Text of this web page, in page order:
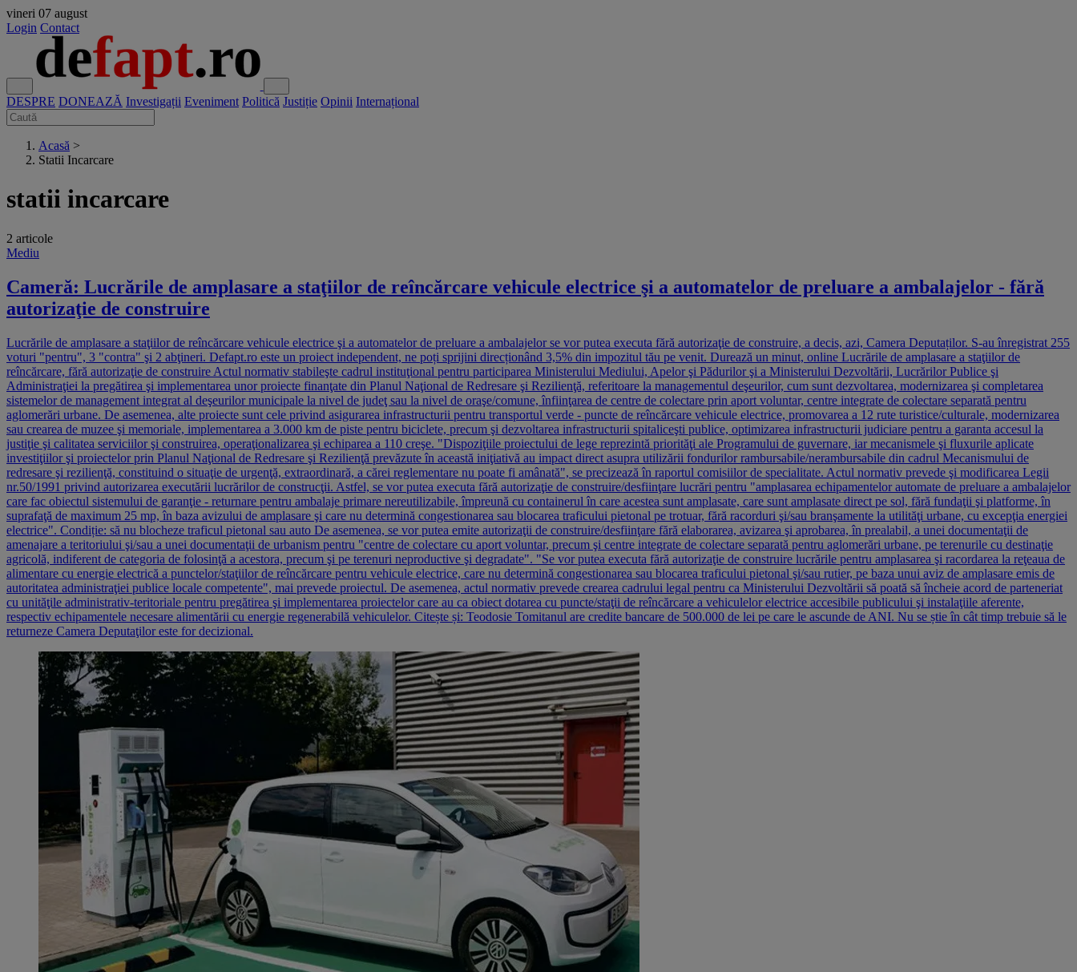
vineri 07 august
Login Contact
DESPRE DONEAZĂ Investigații Eveniment Politică Justiție Opinii Internațional
Acasă >
Statii Incarcare
statii incarcare
2 articole
Mediu
Cameră: Lucrările de amplasare a staţiilor de reîncărcare vehicule electrice şi a automatelor de preluare a ambalajelor - fără
autorizaţie de construire
Lucrările de amplasare a staţiilor de reîncărcare vehicule electrice şi a automatelor de preluare a ambalajelor se vor putea executa fără autorizaţie de construire, a decis, azi, Camera Deputaților. S-au înregistrat 255
voturi "pentru", 3 "contra" şi 2 abţineri. Defapt.ro este un proiect independent, ne poți sprijini direcționând 3,5% din impozitul tău pe venit. Durează un minut, online Lucrările de amplasare a staţiilor de
reîncărcare, fără autorizaţie de construire Actul normativ stabileşte cadrul instituţional pentru participarea Ministerului Mediului, Apelor şi Pădurilor şi a Ministerului Dezvoltării, Lucrărilor Publice şi
Administraţiei la pregătirea şi implementarea unor proiecte finanţate din Planul Naţional de Redresare şi Rezilienţă, referitoare la managementul deşeurilor, cum sunt dezvoltarea, modernizarea şi completarea
sistemelor de management integrat al deşeurilor municipale la nivel de judeţ sau la nivel de oraşe/comune, înfiinţarea de centre de colectare prin aport voluntar, centre integrate de colectare separată pentru
aglomerări urbane. De asemenea, alte proiecte sunt cele privind asigurarea infrastructurii pentru transportul verde - puncte de reîncărcare vehicule electrice, promovarea a 12 rute turistice/culturale, modernizarea
sau crearea de muzee şi memoriale, implementarea a 3.000 km de piste pentru biciclete, precum şi dezvoltarea infrastructurii spitaliceşti publice, optimizarea infrastructurii judiciare pentru a garanta accesul la
justiţie şi calitatea serviciilor şi construirea, operaţionalizarea şi echiparea a 110 creşe. "Dispoziţiile proiectului de lege reprezintă priorităţi ale Programului de guvernare, iar mecanismele şi fluxurile aplicate
investiţiilor şi proiectelor prin Planul Naţional de Redresare şi Rezilienţă prevăzute în această iniţiativă au impact direct asupra utilizării fondurilor rambursabile/nerambursabile din cadrul Mecanismului de
redresare şi rezilienţă, constituind o situaţie de urgenţă, extraordinară, a cărei reglementare nu poate fi amânată", se precizează în raportul comisiilor de specialitate. Actul normativ prevede şi modificarea Legii
nr.50/1991 privind autorizarea executării lucrărilor de construcţii. Astfel, se vor putea executa fără autorizaţie de construire/desfiinţare lucrări pentru "amplasarea echipamentelor automate de preluare a ambalajelor
care fac obiectul sistemului de garanţie - returnare pentru ambalaje primare nereutilizabile, împreună cu containerul în care acestea sunt amplasate, care sunt amplasate direct pe sol, fără fundaţii şi platforme, în
suprafaţă de maximum 25 mp, în baza avizului de amplasare şi care nu determină congestionarea sau blocarea traficului pietonal pe trotuar, fără racorduri şi/sau branşamente la utilităţi urbane, cu excepţia energiei
electrice". Condiție: să nu blocheze traficul pietonal sau auto De asemenea, se vor putea emite autorizaţii de construire/desfiinţare fără elaborarea, avizarea şi aprobarea, în prealabil, a unei documentaţii de
amenajare a teritoriului şi/sau a unei documentaţii de urbanism pentru "centre de colectare cu aport voluntar, precum şi centre integrate de colectare separată pentru aglomerări urbane, pe terenurile cu destinaţie
agricolă, indiferent de categoria de folosinţă a acestora, precum şi pe terenuri neproductive şi degradate". "Se vor putea executa fără autorizaţie de construire lucrările pentru amplasarea şi racordarea la reţeaua de
alimentare cu energie electrică a punctelor/staţiilor de reîncărcare pentru vehicule electrice, care nu determină congestionarea sau blocarea traficului pietonal şi/sau rutier, pe baza unui aviz de amplasare emis de
autoritatea administraţiei publice locale competente", mai prevede proiectul. De asemenea, actul normativ prevede crearea cadrului legal pentru ca Ministerului Dezvoltării să poată să încheie acord de parteneriat
cu unităţile administrativ-teritoriale pentru pregătirea şi implementarea proiectelor care au ca obiect dotarea cu puncte/staţii de reîncărcare a vehiculelor electrice accesibile publicului şi instalaţiile aferente,
respectiv echipamentele necesare alimentării cu energie regenerabilă vehiculelor. Citește și: Teodosie Tomitanul are credite bancare de 500.000 de lei pe care le ascunde de ANI. Nu se știe în cât timp trebuie să le
returneze Camera Deputaţilor este for decizional.